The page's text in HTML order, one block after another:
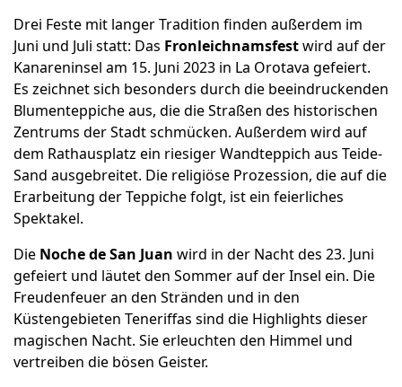
Drei Feste mit langer Tradition finden außerdem im
Juni und Juli statt: Das Fronleichnamsfestwird auf der
Kanareninsel am 15. Juni 2023 in La Orotava gefeiert.
Es zeichnet sich besonders durch die beeindruckenden
Blumenteppiche aus, die die Straßen des historischen
Zentrums der Stadt schmücken. Außerdem wird auf
dem Rathausplatz ein riesiger Wandteppich aus Teide-
Sand ausgebreitet. Die religiöse Prozession, die auf die
Erarbeitung der Teppiche folgt, ist ein feierliches
Spektakel.
Die Noche de San Juan wird in der Nacht des 23. Juni
gefeiert und läutet den Sommer auf der Insel ein. Die
Freudenfeuer an den Stränden und in den
Küstengebieten Teneriffas sind die Highlights dieser
magischen Nacht. Sie erleuchten den Himmel und
vertreiben die bösen Geister.